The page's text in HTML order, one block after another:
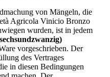
von Mängeln, die
Agricola Vinicio Bronzo
wurden, ist in jedem
vorgeschrieben. Der
des Vertrages
in diesen Bedingungen